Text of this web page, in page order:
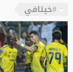
#خيتافي